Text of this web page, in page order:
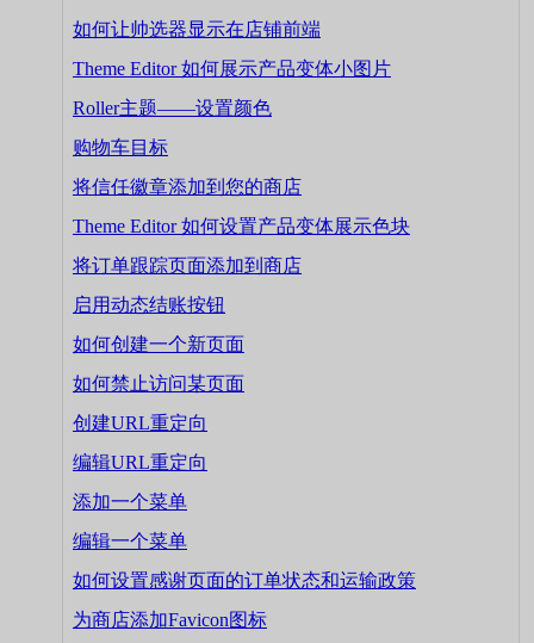
如何让帅选器显示在店铺前端
Theme Editor 如何展示产品变体小图片
Roller主题——设置颜色
购物车目标
将信任徽章添加到您的商店
Theme Editor 如何设置产品变体展示色块
将订单跟踪页面添加到商店
启用动态结账按钮
如何创建一个新页面
如何禁止访问某页面
创建URL重定向
编辑URL重定向
添加一个菜单
编辑一个菜单
如何设置感谢页面的订单状态和运输政策
为商店添加Favicon图标